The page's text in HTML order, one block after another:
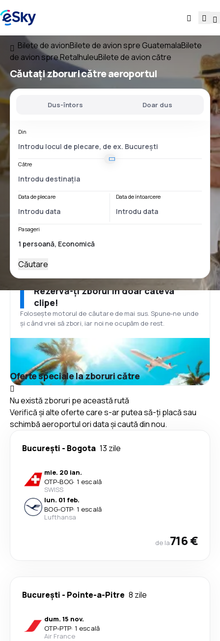
Bilete de avionBilete de avion spre GuatemalaBilete
de avion spre RetalhuleuBilete de avion către
Căutațizboruricătreaeroportul
Dus-întors Doar dus
Din
Către
Data de plecare Data de întoarcere
Pasageri
Căutare
Rezervă-ți zborul în doar câteva
clipe!
Folosește motorul de căutare de mai sus. Spune-ne unde
și când vrei să zbori, iar noi ne ocupăm de rest.
Oferte speciale la zboruri către
Nu există zboruri pe această rută
Verifică și alte oferte care s-ar putea să-ți placă sau
schimbă aeroportul ori data și caută din nou.
București - Bogota 13 zile
mie. 20 ian.
OTP-BOG· 1 escală
SWISS
lun. 01 feb.
BOG-OTP· 1 escală
Lufthansa
de la716 €
București - Pointe-a-Pitre 8 zile
dum. 15 nov.
OTP-PTP· 1 escală
Air France